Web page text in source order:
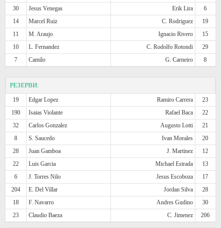
30
Jesus Venegas Erik Lira
6
14
Marcel Ruiz C. Rodriguez
19
11
M. Araujo Ignacio Rivero
15
10
L. Fernandez C. Rodolfo Rotondi
29
7
Camilo G. Carneiro 8
РЕЗЕРВИ:
19 Edgar Lopez Ramiro Carrera
23
190
Isaias Violante Rafael Baca
22
32
Carlos Gonzalez Augusto Lotti
21
8
S. Saucedo Ivan Morales
20
28
Juan Gamboa J. Martinez
12
22
Luis Garcia Michael Estrada
13
6
J. Torres Nilo Jesus Escoboza
17
204
E. Del Villar Jordan Silva
28
18
F. Navarro Andres Gudino
30
23
Claudio Baeza C. Jimenez 206